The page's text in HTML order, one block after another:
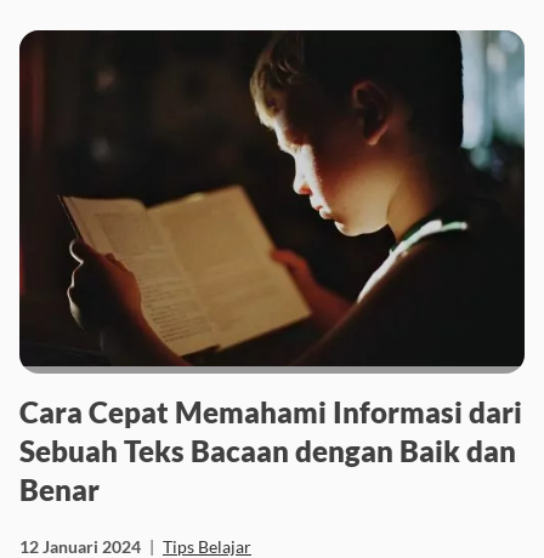
Cara Cepat Memahami Informasi dari
Sebuah Teks Bacaan dengan Baik dan
Benar
12 Januari 2024 | Tips Belajar